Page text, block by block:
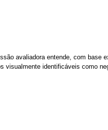
avaliadora entende, com
identificáveis como